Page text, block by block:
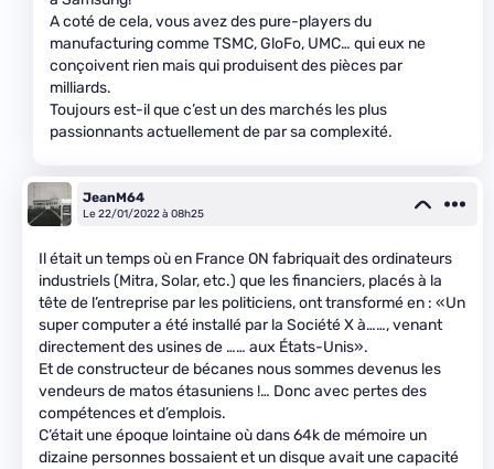
A coté de cela, vous avez des pure-players du
manufacturing comme TSMC, GloFo, UMC… qui eux ne
conçoivent rien mais qui produisent des pièces par
milliards.
Toujours est-il que c’est un des marchés les plus
passionnants actuellement de par sa complexité.
JeanM64
Le 22/01/2022 à 08h25
Il était un temps où en France ON fabriquait des ordinateurs
industriels (Mitra, Solar, etc.) que les financiers, placés à la
tête de l’entreprise par les politiciens, ont transformé en : «Un
super computer a été installé par la Société X à……, venant
directement des usines de …… aux États-Unis».
Et de constructeur de bécanes nous sommes devenus les
vendeurs de matos étasuniens !… Donc avec pertes des
compétences et d’emplois.
C’était une époque lointaine où dans 64k de mémoire un
dizaine personnes bossaient et un disque avait une capacité